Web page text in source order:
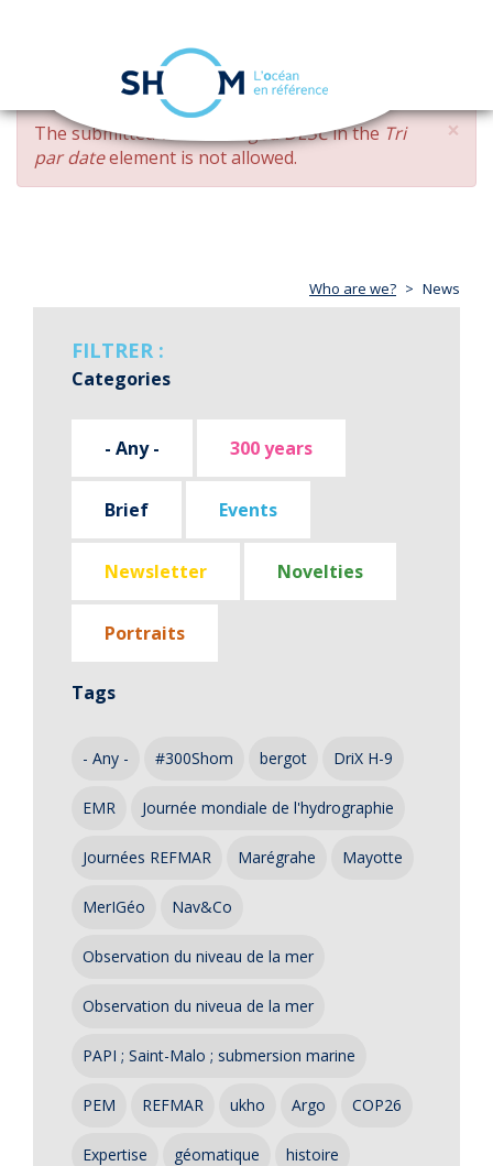
Skip
main
content
navigation
×
ERROR
MESSAGE
The submitted value changed DESCin the Tri
par dateelement is not allowed.
Who are we? News
FILTRER :
Categories
- Any - 300 years
Brief Events
Newsletter Novelties
Portraits
Tags
- Any - #300Shom bergot DriX H-9
EMR Journée mondiale de l'hydrographie
Journées REFMAR Marégrahe Mayotte
MerIGéo Nav&Co
Observation du niveau de la mer
Observation du niveua de la mer
PAPI ; Saint-Malo ; submersion marine
PEM REFMAR ukho Argo COP26
Expertise géomatique histoire